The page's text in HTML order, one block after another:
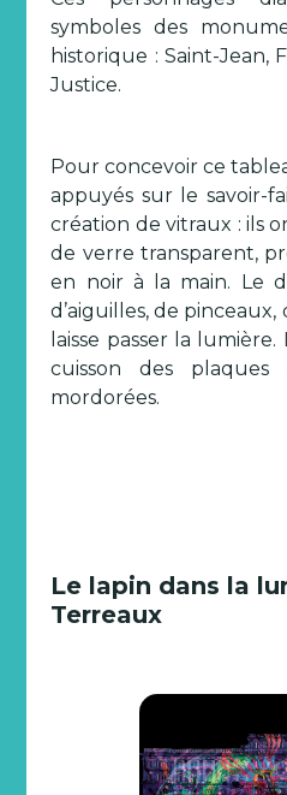
symboles des
historique : Saint-Jean,
Justice.
Pour concevoir ce
appuyés sur le savoir-
création de vitraux : ils
de verre transparent,
en noir à la main. Le
d’aiguilles, de
laisse passer la lumière.
cuisson des
mordorées.
Le lapin dans la
Terreaux